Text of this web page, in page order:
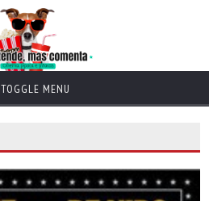
TOGGLE MENU